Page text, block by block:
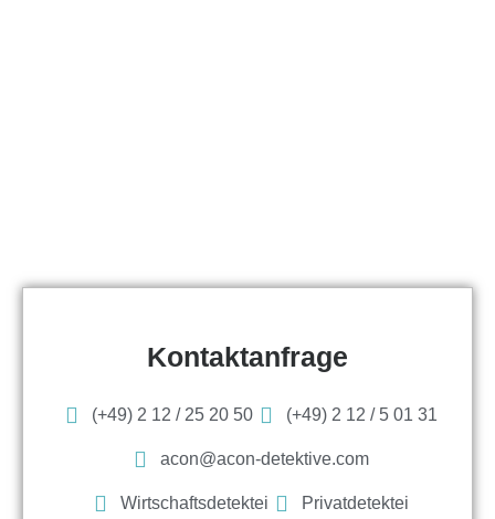
Kontaktanfrage
(+49) 2 12 / 25 20 50 (+49) 2 12 / 5 01 31
acon@acon-detektive.com
Wirtschaftsdetektei Privatdetektei